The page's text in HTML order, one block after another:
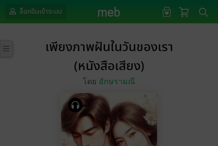
ล็อกอินเข้าระบบ
เพียงภาพฝันในวันของเรา
(หนังสือเสียง)
โดย อักษรามณี